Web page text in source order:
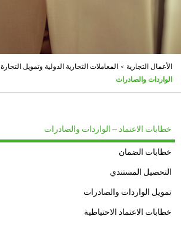
الأعمال التجارية > المعاملات التجارية الدولية وتمويل التجارة
الواردات والصادرات
خطابات الاعتماد – الواردات والصادرات
خطابات الضمان
التحصيل المستندي
تمويل الواردات والصادرات
خطابات الاعتماد الاحتياطية